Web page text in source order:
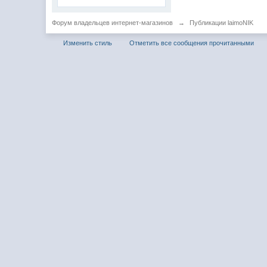
Форум владельцев интернет-магазинов → Публикации laimoNIK
Изменить стиль Отметить все сообщения прочитанными